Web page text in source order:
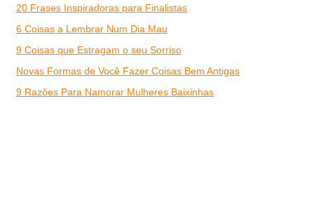
20 Frases Inspiradoras para Finalistas
6 Coisas a Lembrar Num Dia Mau
9 Coisas que Estragam o seu Sorriso
Novas Formas de Você Fazer Coisas Bem Antigas
9 Razões Para Namorar Mulheres Baixinhas